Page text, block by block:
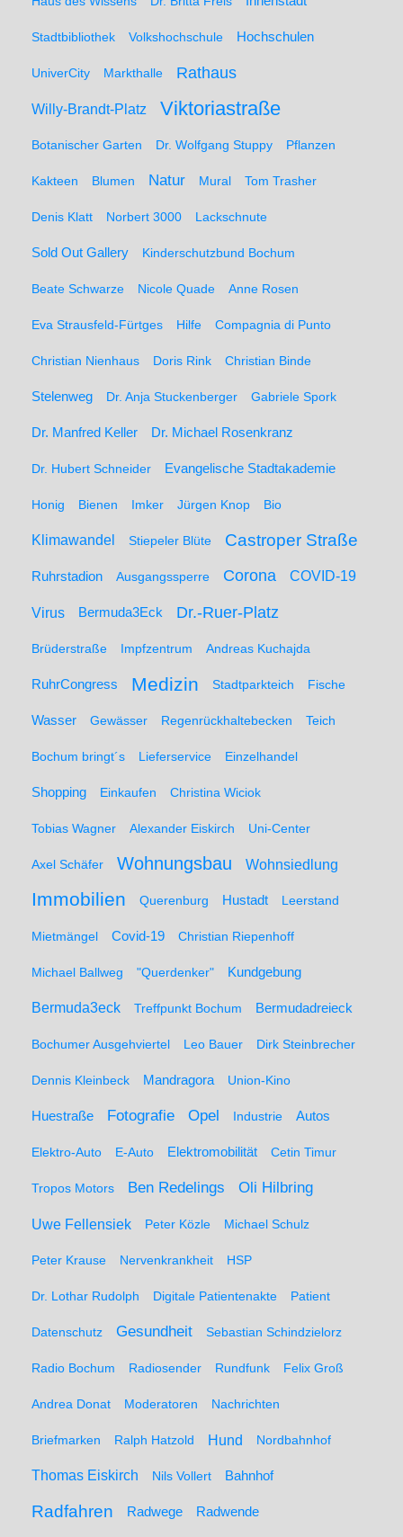
Stadtbibliothek Volkshochschule Hochschulen
UniverCity Markthalle Rathaus
Willy-Brandt-Platz Viktoriastraße
Botanischer Garten Dr. Wolfgang Stuppy Pflanzen
Kakteen Blumen Natur Mural Tom Trasher
Denis Klatt Norbert 3000 Lackschnute
Sold Out Gallery Kinderschutzbund Bochum
Beate Schwarze Nicole Quade Anne Rosen
Eva Strausfeld-Fürtges Hilfe Compagnia di Punto
Christian Nienhaus Doris Rink Christian Binde
Stelenweg Dr. Anja Stuckenberger Gabriele Spork
Dr. Manfred Keller Dr. Michael Rosenkranz
Dr. Hubert Schneider Evangelische Stadtakademie
Honig Bienen Imker Jürgen Knop Bio
Klimawandel Stiepeler Blüte Castroper Straße
Ruhrstadion Ausgangssperre Corona COVID-19
Virus Bermuda3Eck Dr.-Ruer-Platz
Brüderstraße Impfzentrum Andreas Kuchajda
RuhrCongress Medizin Stadtparkteich Fische
Wasser Gewässer Regenrückhaltebecken Teich
Bochum bringt´s Lieferservice Einzelhandel
Shopping Einkaufen Christina Wiciok
Tobias Wagner Alexander Eiskirch Uni-Center
Axel Schäfer Wohnungsbau Wohnsiedlung
Immobilien Querenburg Hustadt Leerstand
Mietmängel Covid-19 Christian Riepenhoff
Michael Ballweg "Querdenker" Kundgebung
Bermuda3eck Treffpunkt Bochum Bermudadreieck
Bochumer Ausgehviertel Leo Bauer Dirk Steinbrecher
Dennis Kleinbeck Mandragora Union-Kino
Huestraße Fotografie Opel Industrie Autos
Elektro-Auto E-Auto Elektromobilität Cetin Timur
Tropos Motors Ben Redelings Oli Hilbring
Uwe Fellensiek Peter Közle Michael Schulz
Peter Krause Nervenkrankheit HSP
Dr. Lothar Rudolph Digitale Patientenakte Patient
Datenschutz Gesundheit Sebastian Schindzielorz
Radio Bochum Radiosender Rundfunk Felix Groß
Andrea Donat Moderatoren Nachrichten
Briefmarken Ralph Hatzold Hund Nordbahnhof
Thomas Eiskirch Nils Vollert Bahnhof
Radfahren Radwege Radwende